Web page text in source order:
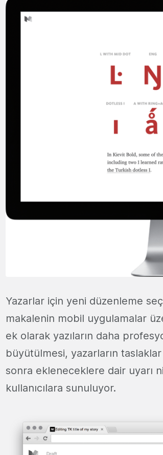
Yazarlar için yeni düzenleme
makalenin mobil uygulamalar
ek olarak yazıların daha
büyütülmesi, yazarların
sonra ekleneceklere dair uyarı
kullanıcılara sunuluyor.